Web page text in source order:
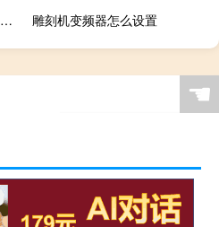
siaf广州国际工业自动化技术及装备展览会
雕刻机变频器怎么设置
☚